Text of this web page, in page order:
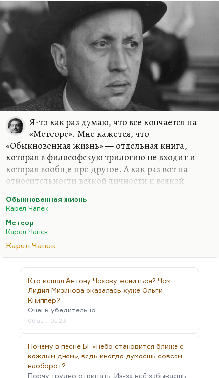
Я-то как раз думаю, что все кончается на
«Метеоре». Мне кажется, что
«Обыкновенная жизнь» — отдельная книга,
которая в философскую трилогию не входит и
которая вообще про другое. А как раз вот на
относительности всякой личности и всякой
становится началом огромного цикла текстов об
утрате идентичности, включая «Английского
пациента» и много чего. Мне кажется, что
«Обыкновенная жизнь», хотя это и прелестная
книга, очень чапековская, очень насмешливая, но
композитора, во многом предваряет Томаса
Манна с его «Доктором Фаустусом». Это
интересная была бы тема, вот бы кто с этой
стороны взглянул. Но по…
Обыкновенная жизнь
Карел Чапек
Метеор
Карел Чапек
Карел Чапек
Кто мешал Антону Чехову жениться? Чем
Лидия Мизинова оказалась хуже Ольги
Книппер?
Очень убедительно.
06 авг., 01:23
Почему в песне БГ «небо становится ближе с
каждым днем», ведь иногда думаешь совсем
наоборот?
Порчу трудно отрицать. Из-за неё забываешь,